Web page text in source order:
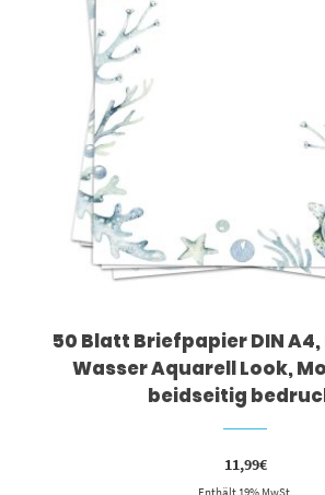
50 Blatt Briefpapier DIN
Wasser Aquarell Look,
beidseitig
11,99€
Enthält 19% MwSt.